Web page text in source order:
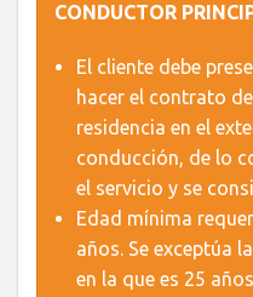
CONDUCTOR
El cliente debe
hacer el contrato
residencia en el
conducción, de lo
el servicio y se
Edad mínima
años. Se exceptúa
en la que es 25